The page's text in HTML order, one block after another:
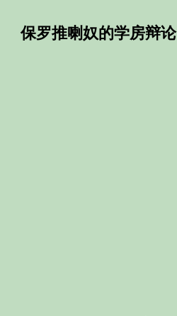
保罗推喇奴的学房辩论